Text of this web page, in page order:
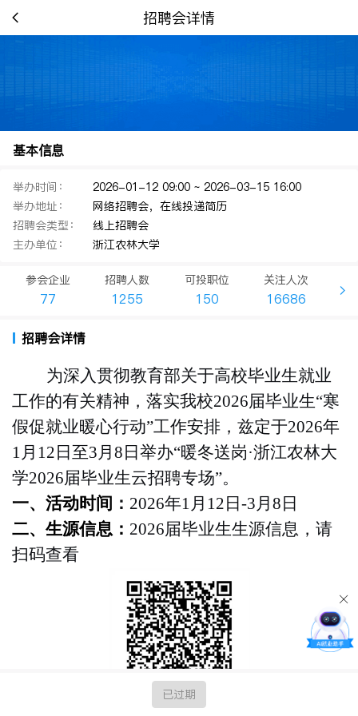
招聘会详情
基本信息
举办时间：
2026-01-12 09:00 ~ 2026-03-15 16:00
举办地址：
网络招聘会，在线投递简历
招聘会类型：
线上招聘会
主办单位：
浙江农林大学
参会企业
77
招聘人数
1255
可投职位
150
关注人次
16686
招聘会详情
为深入贯彻教育部关于高校毕业生就业
工作的有关精神，落实我校2026届毕业生“寒
假促就业暖心行动”工作安排 ， 兹定于2026年
1月12日至3月8日举办“暖冬送岗·浙江农林大
学2026届毕业生云招聘专场”。
一、活动时间 ： 2026年1月12日 -3月8日
二、生源信息： 2026届毕业生生源信息，请
扫码查看
已过期